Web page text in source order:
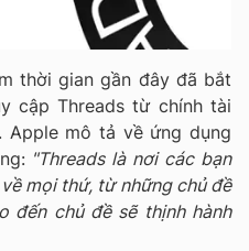
thời gian gần đây đã bắt
cập Threads từ chính tài
Apple mô tả về ứng dụng
"Threads là nơi các bạn
mọi thứ, từ những chủ đề
đến chủ đề sẽ thịnh hành